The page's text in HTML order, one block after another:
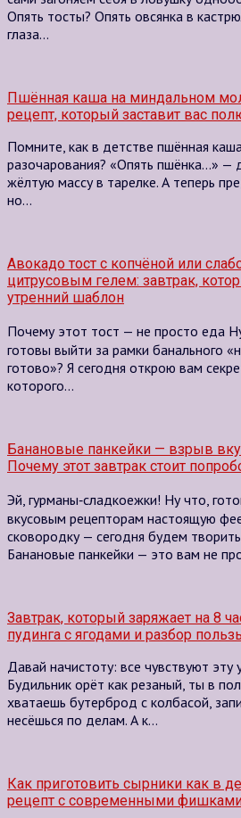
Опять тосты? Опять овсянка в
глаза…
Пшённая каша на миндальном
рецепт, который заставит вас
Помните, как в детстве пшённая
разочарования? «Опять пшёнка…» —
жёлтую массу в тарелке. А теперь
но…
Авокадо тост с копчёной или
цитрусовым гелем: завтрак,
утренний шаблон
Почему этот тост — не просто еда Ну
готовы выйти за рамки банального
готово»? Я сегодня открою вам
которого…
Банановые панкейки — взрыв
Почему этот завтрак стоит
Эй, гурманы‑сладкоежки! Ну что,
вкусовым рецепторам настоящую
сковородку — сегодня будем
Банановые панкейки — это вам не
Завтрак, который заряжает на 8
пудинга с ягодами и разбор
Давай начистоту: все чувствуют эту
Будильник орёт как резаный, ты в
хватаешь бутерброд с колбасой,
несёшься по делам. А к…
Как приготовить сырники как в
рецепт с современными